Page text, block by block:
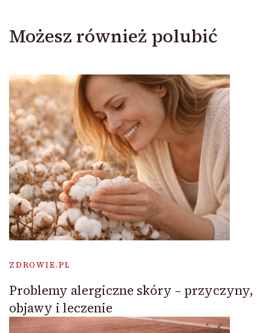
Możesz również polubić
ZDROWIE.PL
Problemy alergiczne skóry – przyczyny,
objawy i leczenie